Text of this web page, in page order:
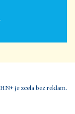
je zcela bez reklam.